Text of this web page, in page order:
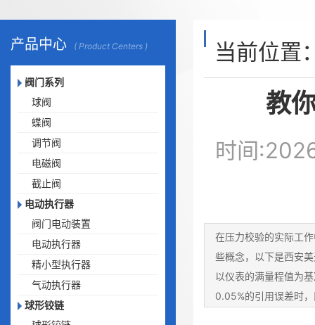
产品中心 ( Product Centers )
阀门系列
球阀
蝶阀
调节阀
电磁阀
截止阀
电动执行器
阀门电动装置
电动执行器
精小型执行器
气动执行器
球形铰链
当前位置
教
时间
在压力校验的实际工
些概念，以下是西安
以仪表的满量程值为
0.05%的引用误差时